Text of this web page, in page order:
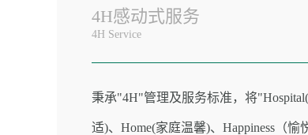
4H感动式服务
4H Service
秉承"4H"管理及服务标准，将
适)、Home(家庭温馨)、Happiness（